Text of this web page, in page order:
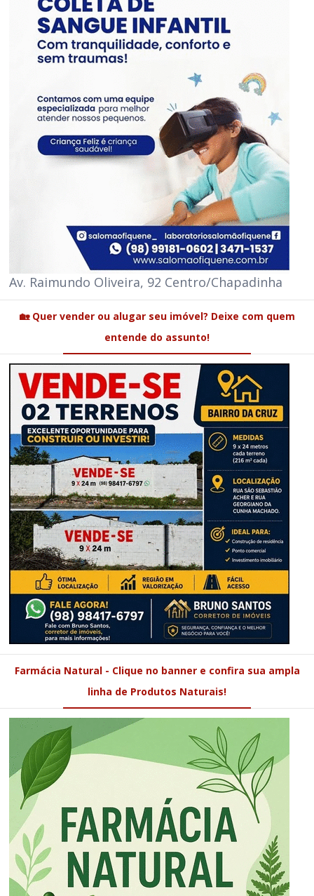
Av. Raimundo Oliveira, 92 Centro/Chapadinha
🏡 Quer vender ou alugar seu imóvel? Deixe com quem
entende do assunto!
Farmácia Natural - Clique no banner e confira sua ampla
linha de Produtos Naturais!